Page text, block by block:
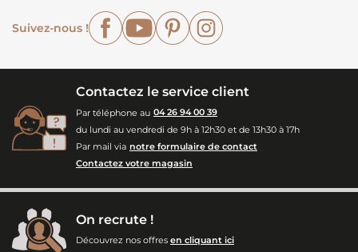
Suivez-nous !
FacebookYouTubePinterest
Contactez le service client
Par téléphone au 04 26 94 00 39
du lundi au vendredi de 9h à 12h30 et de 13h30 à 17h
Par mail via notre formulaire de contact
Contactez votre magasin
On recrute !
Découvrez nos offres en cliquant ici